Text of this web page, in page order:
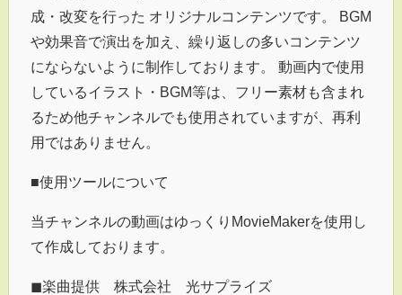
成・改変を行った オリジナルコンテンツです。 BGM
や効果音で演出を加え、繰り返しの多いコンテンツ
にならないように制作しております。 動画内で使用
しているイラスト・BGM等は、フリー素材も含まれ
るため他チャンネルでも使用されていますが、再利
用ではありません。
■使用ツールについて
当チャンネルの動画はゆっくりMovieMakerを使用し
て作成しております。
◼︎楽曲提供 株式会社 光サプライズ